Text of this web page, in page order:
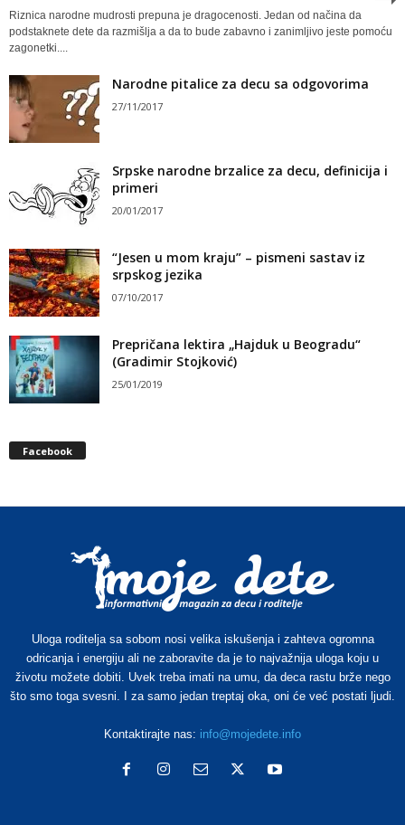
Riznica narodne mudrosti prepuna je dragocenosti. Jedan od načina da
podstaknete dete da razmišlja a da to bude zabavno i zanimljivo jeste pomoću
zagonetki....
Narodne pitalice za decu sa odgovorima
27/11/2017
Srpske narodne brzalice za decu, definicija i
primeri
20/01/2017
“Jesen u mom kraju” – pismeni sastav iz
srpskog jezika
07/10/2017
Prepričana lektira „Hajduk u Beogradu“
(Gradimir Stojković)
25/01/2019
Facebook
Uloga roditelja sa sobom nosi velika iskušenja i zahteva ogromna
odricanja i energiju ali ne zaboravite da je to najvažnija uloga koju u
životu možete dobiti. Uvek treba imati na umu, da deca rastu brže nego
što smo toga svesni. I za samo jedan treptaj oka, oni će već postati ljudi.
Kontaktirajte nas: info@mojedete.info